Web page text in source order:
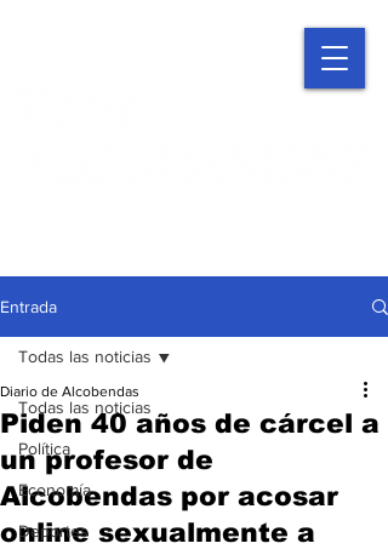
Entrada
Todas las noticias
Política
Economía
Deportes
Todas las noticias
Piden 40 años de cárcel a
un profesor de
Alcobendas por acosar
online sexualmente a
Diario de Alcobendas